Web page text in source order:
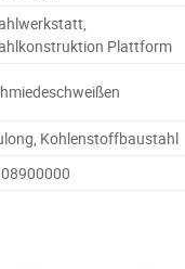
Plattform
Kohlenstoffbaustahl